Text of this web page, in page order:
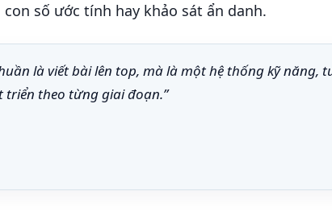
số ước tính hay khảo sát ẩn danh.
là viết bài lên top, mà là một hệ thống kỹ năng,
theo từng giai đoạn.”